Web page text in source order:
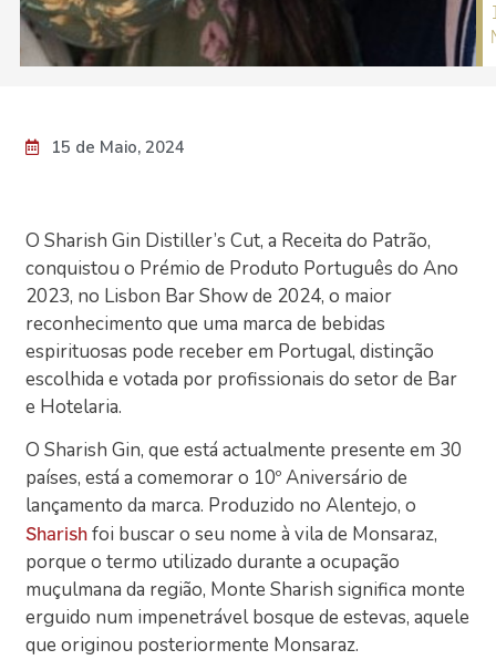
15 de Maio, 2024
O Sharish Gin Distiller’s Cut, a Receita do Patrão,
conquistou o Prémio de Produto Português do Ano
2023, no Lisbon Bar Show de 2024, o maior
reconhecimento que uma marca de bebidas
espirituosas pode receber em Portugal, distinção
escolhida e votada por profissionais do setor de Bar
e Hotelaria.
O Sharish Gin, que está actualmente presente em 30
países, está a comemorar o 10º Aniversário de
lançamento da marca. Produzido no Alentejo, o
Sharish foi buscar o seu nome à vila de Monsaraz,
porque o termo utilizado durante a ocupação
muçulmana da região, Monte Sharish significa monte
erguido num impenetrável bosque de estevas, aquele
que originou posteriormente Monsaraz.